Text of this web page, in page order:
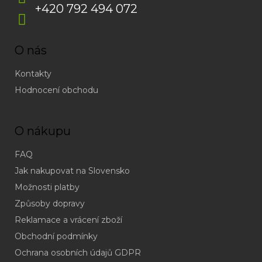
+420 792 494 072
O nás
Kontakty
Hodnocení obchodu
O nákupu
FAQ
Jak nakupovat na Slovensko
Možnosti platby
Způsoby dopravy
Reklamace a vrácení zboží
Obchodní podmínky
Ochrana osobních údajů GDPR
(odpověď
do